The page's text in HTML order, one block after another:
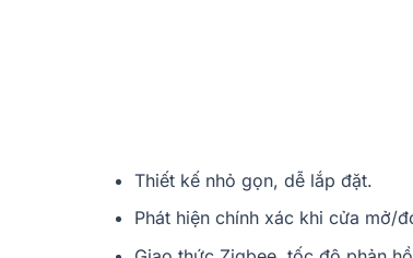
Thiết kế nhỏ gọn, dễ lắp đặt.
Phát hiện chính xác khi cửa mở/